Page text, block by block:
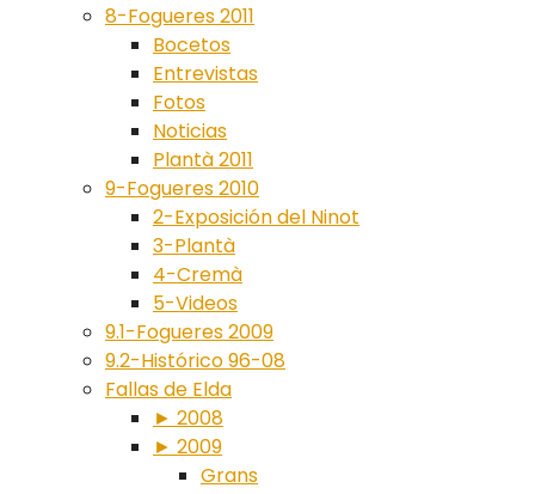
8-Fogueres 2011
Bocetos
Entrevistas
Fotos
Noticias
Plantà 2011
9-Fogueres 2010
2-Exposición del Ninot
3-Plantà
4-Cremà
5-Videos
9.1-Fogueres 2009
9.2-Histórico 96-08
Fallas de Elda
► 2008
► 2009
Grans